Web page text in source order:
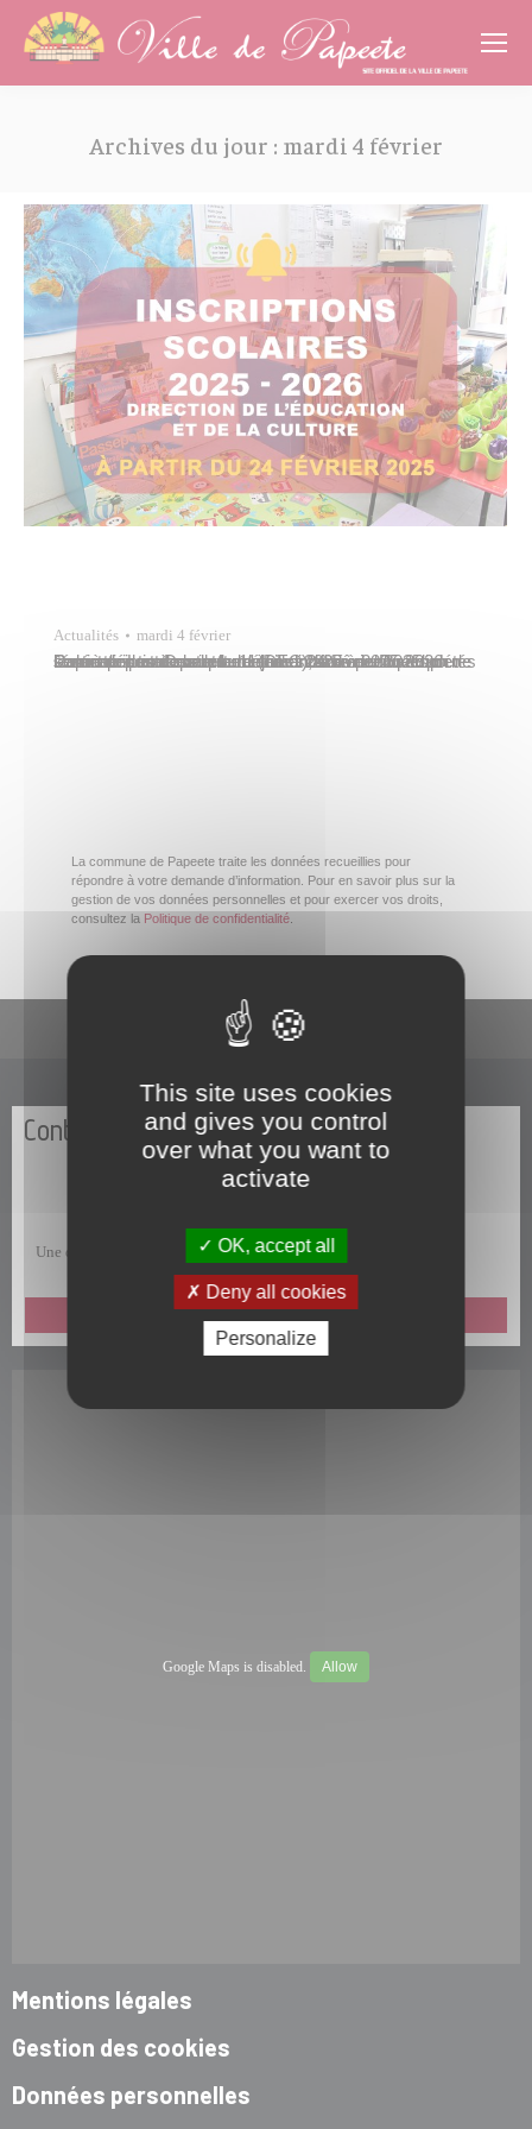
Archives du jour : mardi 4 février
Actualités mardi 4 février
Les inscriptions pour la rentrée scolaire 2025-2026 seront prises à compter du lundi 24 février 2025 pour les écoles maternelles et élémentaires publiques de Papeete. Les dossiers de demande dûment complétés sont à déposer avant le 11 juillet 2025 à la Direction de l’éducation et de la culture (DEC), sise avenue du Commandant Destremau à…
La commune de Papeete traite les données recueillies pour
répondre à votre demande d’information. Pour en savoir plus sur la
gestion de vos données personnelles et pour exercer vos droits,
consultez la Politique de confidentialité.
En un clic
Contactez-nous
Une question, une remarque, une suggestion, un commentaire ?
ENVOYEZ-NOUS UN MESSAGE
Google Maps is disabled. Allow
Mentions légales
Gestion des cookies
Données personnelles
Cookies management panel
This site uses cookies
and gives you control
over what you want to
activate
OK, accept all
Deny all cookies
Personalize